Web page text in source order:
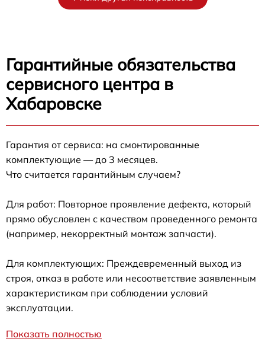
Гарантийные обязательства
сервисного центра в
Хабаровске
Гарантия от сервиса: на смонтированные
комплектующие — до 3 месяцев.
Что считается гарантийным случаем?
Для работ: Повторное проявление дефекта, который
прямо обусловлен с качеством проведенного ремонта
(например, некорректный монтаж запчасти).
Для комплектующих: Преждевременный выход из
строя, отказ в работе или несоответствие заявленным
характеристикам при соблюдении условий
эксплуатации.
Показать полностью